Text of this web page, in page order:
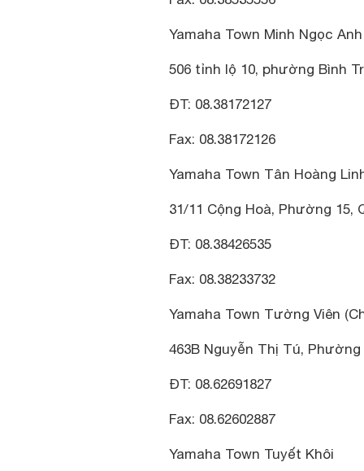
Yamaha Town Minh Ngọc
506 tỉnh lộ 10, phường Bình
ĐT: 08.38172127
Fax: 08.38172126
Yamaha Town Tân Hoàng
31/11 Cộng Hoà, Phường 15,
ĐT: 08.38426535
Fax: 08.38233732
Yamaha Town Tường Viên
463B Nguyễn Thị Tú,
ĐT: 08.62691827
Fax: 08.62602887
Yamaha Town Tuyết Khôi